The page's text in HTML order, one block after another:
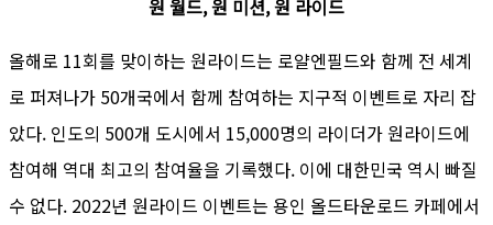
원 월드, 원 미션, 원 라이드
올해로 11회를 맞이하는 원라이드는 로얄엔필드와 함께 전 세계
로 퍼져나가 50개국에서 함께 참여하는 지구적 이벤트로 자리 잡
았다. 인도의 500개 도시에서 15,000명의 라이더가 원라이드에
참여해 역대 최고의 참여율을 기록했다. 이에 대한민국 역시 빠질
수 없다. 2022년 원라이드 이벤트는 용인 올드타운로드 카페에서